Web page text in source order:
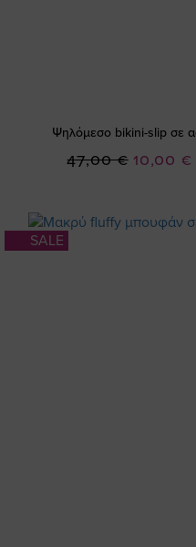
Ψηλόμεσο bikini-slip σε
Ειδική
10,00 €
47,00 €
SALE